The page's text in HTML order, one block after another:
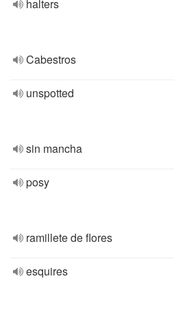
halters
Cabestros
unspotted
sin mancha
posy
ramillete de flores
esquires